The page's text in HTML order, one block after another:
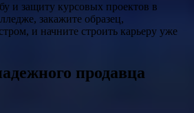
и защиту курсовых проектов в
закажите образец,
и начните строить карьеру уже
продавца